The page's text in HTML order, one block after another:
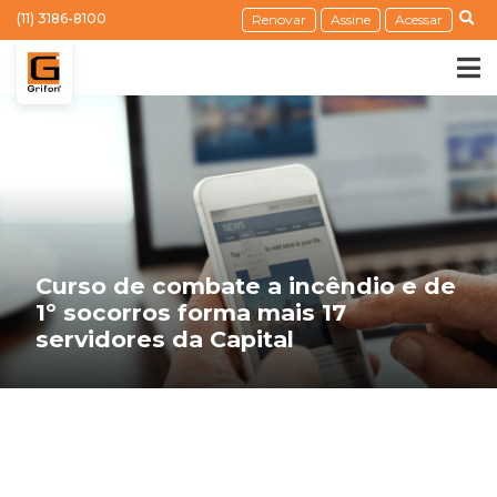
(11) 3186-8100 Renovar Assine Acessar
Curso de combate a incêndio e de
1º socorros forma mais 17
servidores da Capital